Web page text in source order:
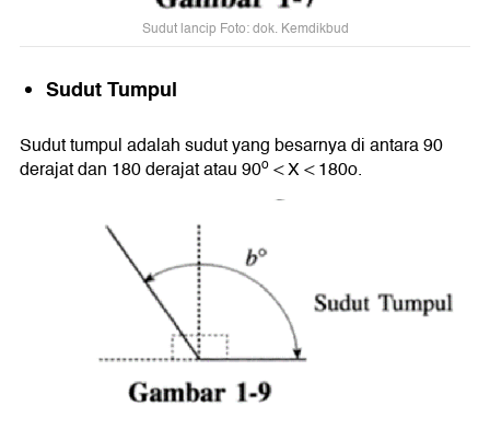
Sudut lancip Foto: dok. Kemdikbud
Sudut Tumpul
Sudut tumpul adalah sudut yang besarnya di antara 90
derajat dan 180 derajat atau 90o < X < 180o.